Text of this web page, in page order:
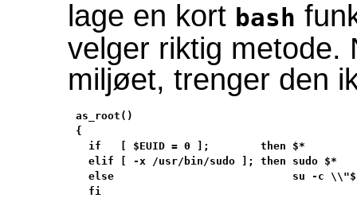
lage en kort bash
velger riktig metode.
miljøet, trenger den
as_root()
{
  if   [ $EUID = 0 ];        then $*
  elif [ -x /usr/bin/sudo ]; then sudo $*
else                            su -c
  fi